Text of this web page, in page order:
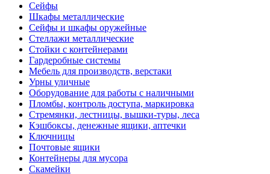
Сейфы
Шкафы металлические
Сейфы и шкафы оружейные
Стеллажи металлические
Стойки с контейнерами
Гардеробные системы
Мебель для производств, верстаки
Урны уличные
Оборудование для работы с наличными
Пломбы, контроль доступа, маркировка
Стремянки, лестницы, вышки-туры, леса
Кэшбоксы, денежные ящики, аптечки
Ключницы
Почтовые ящики
Контейнеры для мусора
Скамейки